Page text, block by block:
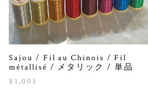
Sajou / Fil au Chinois / Fil
métallisé / メタリック / 単品
¥1,003